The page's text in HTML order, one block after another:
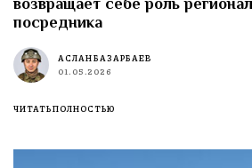
возвращает себе роль
посредника
АСЛАН БАЗАРБАЕВ
01.05.2026
ЧИТАТЬ ПОЛНОСТЬЮ